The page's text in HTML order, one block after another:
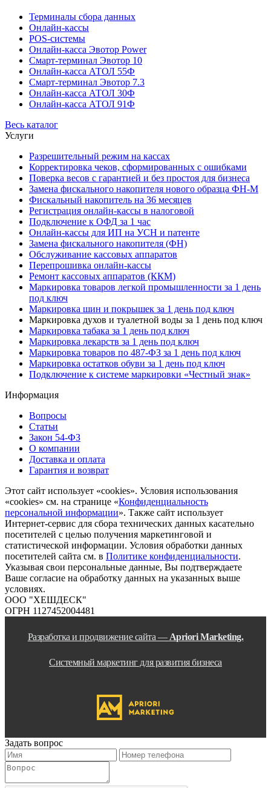
Терминалы сбора данных
Онлайн-кассы
POS-системы
Онлайн-касса Эвотор Power
Смарт-терминал Эвотор 10
Онлайн-касса АТОЛ 55Ф
Смарт-терминал Эвотор 7.3
Онлайн-касса АТОЛ 30Ф
Онлайн-касса АТОЛ 91Ф
Весь каталог
Услуги
Разрешительный режим на кассах
Корректировка чеков, сформированных с ошибками
Поверка весов с гарантией и без простоя для бизнеса
Замена фискального накопителя нового образца ФН-М
Фискальный накопитель на 36 месяцев
Регистрация онлайн-кассы в налоговой
Подключение к ОФД за 1 час
Онлайн-кассы для ИП на УСН и патенте
Замена фискального накопителя (ФН)
Обслуживание кассовых аппаратов
Перепрошивка онлайн-кассы
Ремонт кассовых аппаратов (ККМ)
Маркировка товаров легкой промышленности за 1 день
под ключ
Маркировка шин и покрышек за 1 день под ключ
Маркировка духов и туалетной воды за 1 день под ключ
Маркировка табака за 1 день под ключ
Маркировка лекарств за 1 день под ключ
Маркировка товаров по 487-ФЗ за 1 день под ключ
Маркировка остатков обуви за 1 день под ключ
Подключение к системе маркировки «Честный знак»
Информация
Вопросы
Статьи
Закон 54-ФЗ
О компании
Доставка и оплата
Гарантия и возврат
Этот сайт использует «cookies». Условия использования
«cookies» см. на странице «Конфиденциальность
персональной информации». Также сайт использует
Интернет-сервис для сбора технических данных касательно
посетителей с целью получения маркетинговой и
статистической информации. Условия обработки данных
посетителей сайта см. в Политике конфиденциальности.
Указывая свои персональные данные, Вы подтверждаете
Ваше согласие на обработку данных на указанных выше
условиях.
ООО "ХЕШДЕСК"
ОГРН 1127452004481
Разработка и продвижение сайта — Apriori Marketing.
Системный маркетинг для развития бизнеса
Задать вопрос